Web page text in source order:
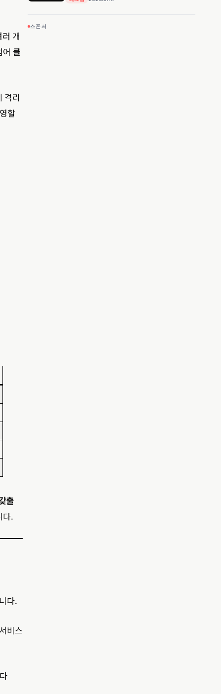
개
어클
격리
할
출
다.
다.
비스
스폰서